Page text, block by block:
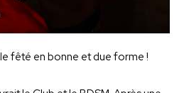
fêté en bonne et due forme !